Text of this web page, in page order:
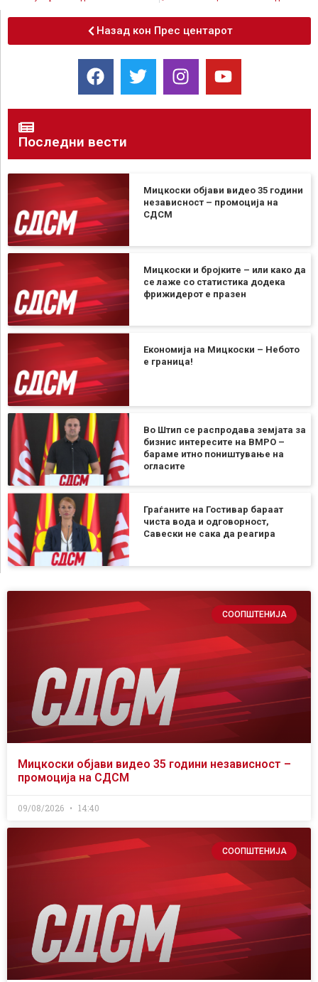
Назад кон Прес центарот
Последни вести
Мицкоски објави видео 35 години
независност – промоција на
СДСМ
Мицкоски и бројките – или како да
се лаже со статистика додека
фрижидерот е празен
Економија на Мицкоски – Небото
е граница!
Во Штип се распродава земјата за
бизнис интересите на ВМРО –
бараме итно поништување на
огласите
Граѓаните на Гостивар бараат
чиста вода и одговорност,
Савески не сака да реагира
СООПШТЕНИЈА
Мицкоски објави видео 35 години независност –
промоција на СДСМ
09/08/2026 14:40
СООПШТЕНИЈА